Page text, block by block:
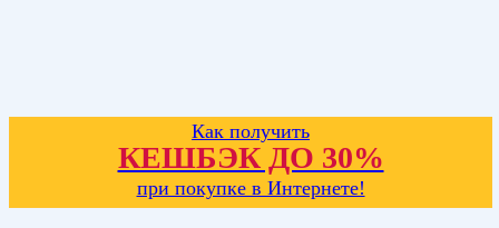
Как получить
КЕШБЭК ДО 30%
при покупке в Интернете!